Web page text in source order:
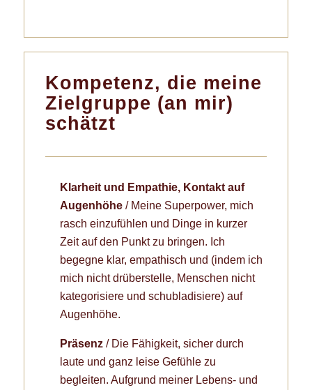
Kompetenz, die meine
Zielgruppe (an mir)
schätzt
Klarheit und Empathie, Kontakt auf
Augenhöhe / Meine Superpower, mich
rasch einzufühlen und Dinge in kurzer
Zeit auf den Punkt zu bringen. Ich
begegne klar, empathisch und (indem ich
mich nicht drüberstelle, Menschen nicht
kategorisiere und schubladisiere) auf
Augenhöhe.
Präsenz / Die Fähigkeit, sicher durch
laute und ganz leise Gefühle zu
begleiten. Aufgrund meiner Lebens- und